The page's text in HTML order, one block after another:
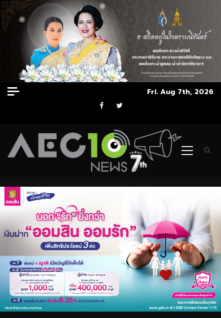
Skip
to
Fri. Aug 7th, 2026
Facebook
Twitter
Primary